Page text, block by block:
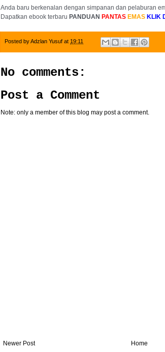
Anda baru berkenalan dengan simpanan dan pelaburan
Dapatkan ebook terbaru PANDUAN PANTAS EMAS KLIK
Posted byAdzlan Yusuf at 19:11
No comments:
Post a Comment
Note: only a member of this blog may post a comment.
Newer Post Home